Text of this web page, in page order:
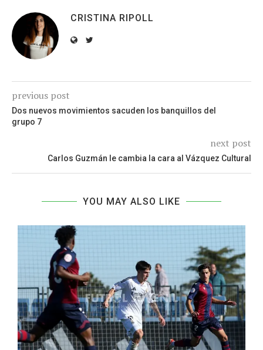
CRISTINA RIPOLL
previous post
Dos nuevos movimientos sacuden los banquillos del
grupo 7
next post
Carlos Guzmán le cambia la cara al Vázquez Cultural
YOU MAY ALSO LIKE